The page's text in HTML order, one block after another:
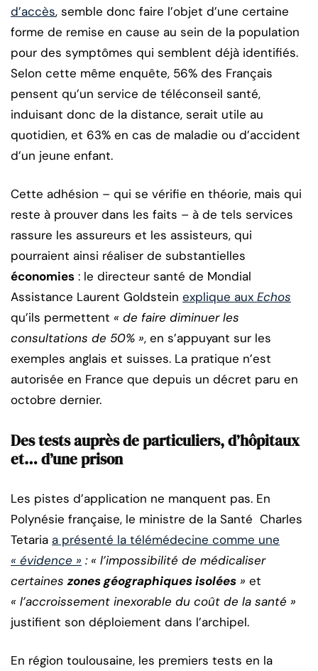
d’accès, semble donc faire l’objet d’une certaine
forme de remise en cause au sein de la population
pour des symptômes qui semblent déjà identifiés.
Selon cette même enquête, 56% des Français
pensent qu’un service de téléconseil santé,
induisant donc de la distance, serait utile au
quotidien, et 63% en cas de maladie ou d’accident
d’un jeune enfant.
Cette adhésion – qui se vérifie en théorie, mais qui
reste à prouver dans les faits – à de tels services
rassure les assureurs et les assisteurs, qui
pourraient ainsi réaliser de substantielles
économies : le directeur santé de Mondial
Assistance Laurent Goldstein explique aux Echos
qu’ils permettent « de faire diminuer les
consultations de 50% », en s’appuyant sur les
exemples anglais et suisses. La pratique n’est
autorisée en France que depuis un décret paru en
octobre dernier.
Des tests auprès de particuliers, d’hôpitaux
et… d’une prison
Les pistes d’application ne manquent pas. En
Polynésie française, le ministre de la Santé Charles
Tetaria a présenté la télémédecine comme une
« évidence » : « l’impossibilité de médicaliser
certaineszones géographiques isolées » et
« l’accroissement inexorable du coût de la santé »
justifient son déploiement dans l’archipel.
En région toulousaine, les premiers tests en la